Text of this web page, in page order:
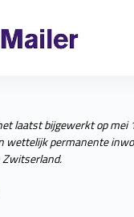
laatst bijgewerkt op mei
wettelijk permanente
Zwitserland.